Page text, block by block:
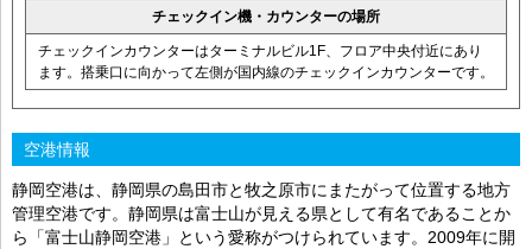
チェックイン機・カウンターの場所
チェックインカウンターはターミナルビル1F、フロア中央付近にあり
ます。搭乗口に向かって左側が国内線のチェックインカウンターです。
空港情報
静岡空港は、静岡県の島田市と牧之原市にまたがって位置する地方
管理空港です。静岡県は富士山が見える県として有名であることか
ら「富士山静岡空港」という愛称がつけられています。2009年に開